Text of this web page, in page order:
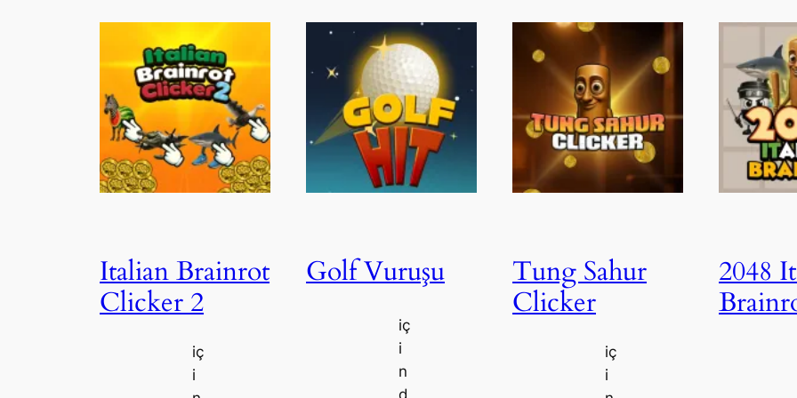
Italian Brainrot
Clicker 2
iç
i
Golf Vuruşu
iç
i
n
Tung Sahur
Clicker
iç
i
2048